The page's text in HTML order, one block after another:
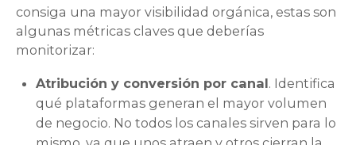
consiga una mayor visibilidad orgánica, estas son
algunas métricas claves que deberías
monitorizar:
Atribución y conversión por canal. Identifica
qué plataformas generan el mayor volumen
de negocio. No todos los canales sirven para lo